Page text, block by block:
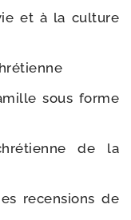
et à la culture
sous forme
de la
recen­sions de